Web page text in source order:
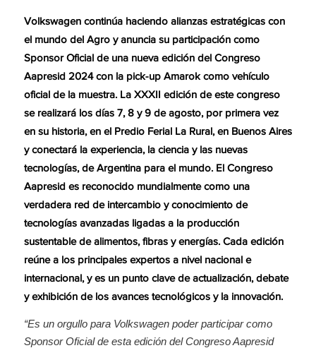
Volkswagen continúa haciendo alianzas estratégicas con
el mundo del Agro y anuncia su participación como
Sponsor Oficial de una nueva edición del Congreso
Aapresid 2024 con la pick-up Amarok como vehículo
oficial de la muestra. La XXXII edición de este congreso
se realizará los días 7, 8 y 9 de agosto, por primera vez
en su historia, en el Predio Ferial La Rural, en Buenos Aires
y conectará la experiencia, la ciencia y las nuevas
tecnologías, de Argentina para el mundo. El Congreso
Aapresid es reconocido mundialmente como una
verdadera red de intercambio y conocimiento de
tecnologías avanzadas ligadas a la producción
sustentable de alimentos, fibras y energías. Cada edición
reúne a los principales expertos a nivel nacional e
internacional, y es un punto clave de actualización, debate
y exhibición de los avances tecnológicos y la innovación.
“Es un orgullo para Volkswagen poder participar como
Sponsor Oficial de esta edición del Congreso Aapresid